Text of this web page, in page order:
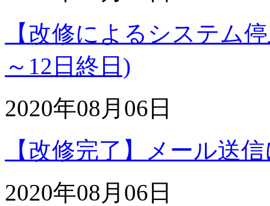
【改修によるシステム
～12日終日)
2020年08月06日
【改修完了】メール送
2020年08月06日